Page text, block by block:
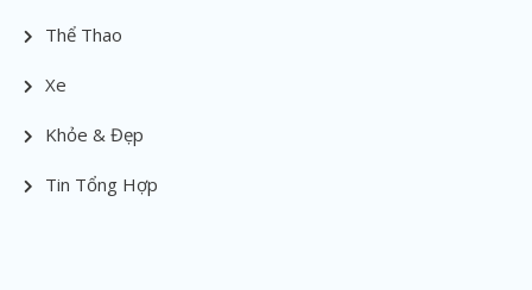
Thể Thao
Xe
Khỏe & Đẹp
Tin Tổng Hợp